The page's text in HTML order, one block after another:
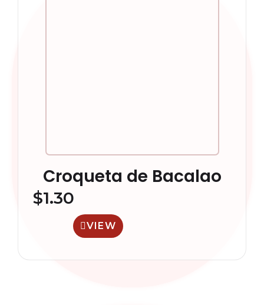
Croqueta de Bacalao
$1.30
VIEW